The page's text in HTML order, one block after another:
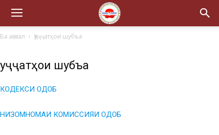
Ба аввал Ҳуҷҷатҳои шубъа
Ҳуҷҷатҳои шубъа
КОДЕКСИ ОДОБ
НИЗОМНОМАИ КОМИССИЯИ ОДОБ